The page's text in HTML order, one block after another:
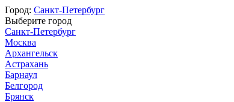
Город: Санкт-Петербург
Выберите город
Санкт-Петербург
Москва
Архангельск
Астрахань
Барнаул
Белгород
Брянск